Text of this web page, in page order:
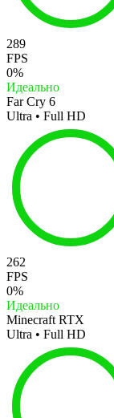
289
FPS
0%
Идеально
Far Cry 6
Ultra • Full HD
262
FPS
0%
Идеально
Minecraft RTX
Ultra • Full HD